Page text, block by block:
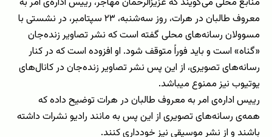
معروف طالبان در هرات، روز سه‌شنبه، ۲۳ سپتامبر، در نشستی با
مسوولان رسانه‌های محلی گفته است که نشر تصاویر زنده‌جان
«گناه» است و باید فوراً متوقف شود. او افزوده است که در کنار
رسانه‌های تصویری، از این پس نشر تصاویر زنده‌جان در کانال‌های
یوتیوب نیز ممنوع می‎باشد.
رییس اداره‌ی امر به معروف طالبان در هرات توضیح داده که
همه‌ی رسانه‌های تصویری از این پس به مانند رادیو نشرات داشته
باشند و از نشر موسیقی نیز خودداری کنند.